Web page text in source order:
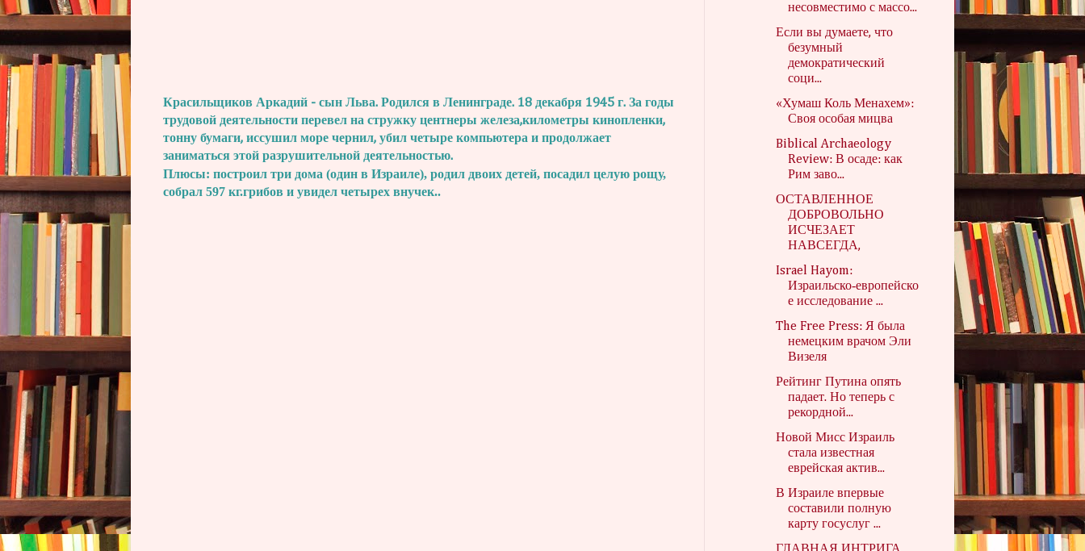
Красильщиков Аркадий - сын Льва. Родился в Ленинграде. 18 декабря 1945 г. За годы
трудовой деятельности перевел на стружку центнеры железа,километры кинопленки,
тонну бумаги, иссушил море чернил, убил четыре компьютера и продолжает
заниматься этой разрушительной деятельностью.
Плюсы: построил три дома (один в Израиле), родил двоих детей, посадил целую рощу,
собрал 597 кг.грибов и увидел четырех внучек..
несовместимо с массо...
Если вы думаете, что
безумный
демократический
соци...
«Хумаш Коль Менахем»:
Своя особая мицва
Biblical Archaeology
Review: В осаде: как
Рим заво...
ОСТАВЛЕННОЕ
ДОБРОВОЛЬНО
ИСЧЕЗАЕТ
НАВСЕГДА,
Israel Hayom:
Израильско‑европейско
е исследование ...
The Free Press: Я была
немецким врачом Эли
Визеля
Рейтинг Путина опять
падает. Но теперь с
рекордной...
Новой Мисс Израиль
стала известная
еврейская актив...
В Израиле впервые
составили полную
карту госуслуг ...